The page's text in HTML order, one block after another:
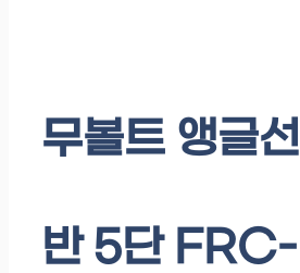
무볼트 앵글선
반 5단 FRC-